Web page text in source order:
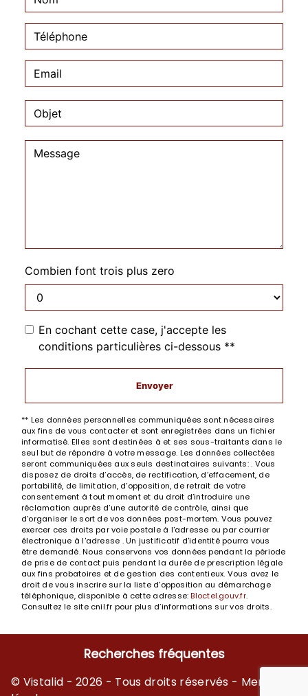
Combien font trois plus zero
En cochant cette case, j'accepte les
conditions particulières ci-dessous **
Envoyer
** Les données personnelles communiquées sont nécessaires
aux fins de vous contacter et sont enregistrées dans un fichier
informatisé. Elles sont destinées à et ses sous-traitants dans le
seul but de répondre à votre message. Les données collectées
seront communiquées aux seuls destinataires suivants: . Vous
disposez de droits d’accès, de rectification, d’effacement, de
portabilité, de limitation, d’opposition, de retrait de votre
consentement à tout moment et du droit d’introduire une
réclamation auprès d’une autorité de contrôle, ainsi que
d’organiser le sort de vos données post-mortem. Vous pouvez
exercer ces droits par voie postale à l'adresse ou par courrier
électronique à l'adresse . Un justificatif d'identité pourra vous
être demandé. Nous conservons vos données pendant la période
de prise de contact puis pendant la durée de prescription légale
aux fins probatoires et de gestion des contentieux. Vous avez le
droit de vous inscrire sur la liste d'opposition au démarchage
téléphonique, disponible à cette adresse:Bloctel.gouv.fr.
Consultez le site cnil.fr pour plus d’informations sur vos droits.
Recherches fréquentes
© Vistalid - 2026 - Tous droits réservés - Mentions